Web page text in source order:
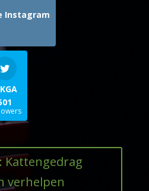
Instagram
Kattengedrag
verhelpen